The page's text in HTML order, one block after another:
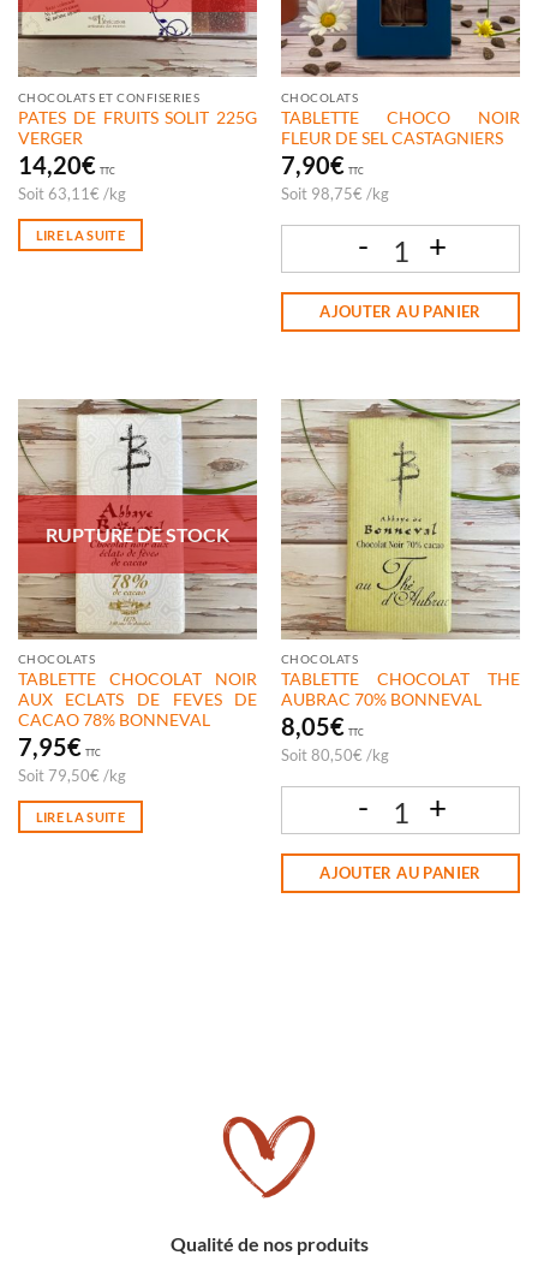
CHOCOLATS ET CONFISERIES
PATES DE FRUITS SOLIT 225G
VERGER
14,20€ TTC
Soit 63,11€ /kg
LIRE LA SUITE
CHOCOLATS
TABLETTE CHOCO NOIR
FLEUR DE SEL CASTAGNIERS
7,90€ TTC
Soit 98,75€ /kg
AJOUTER AU PANIER
RUPTURE DE STOCK
CHOCOLATS
TABLETTE CHOCOLAT NOIR
AUX ECLATS DE FEVES DE
CACAO 78% BONNEVAL
7,95€ TTC
Soit 79,50€ /kg
LIRE LA SUITE
CHOCOLATS
TABLETTE CHOCOLAT THE
AUBRAC 70% BONNEVAL
8,05€ TTC
Soit 80,50€ /kg
AJOUTER AU PANIER
Qualité de nos produits